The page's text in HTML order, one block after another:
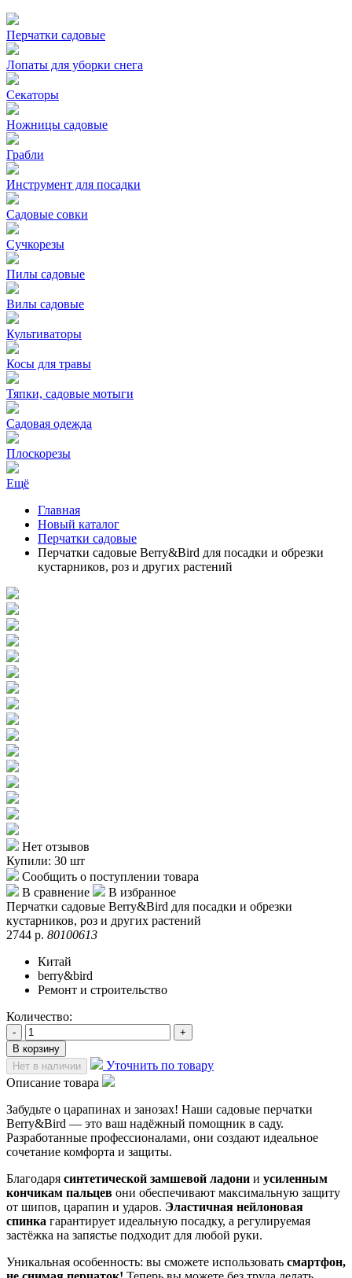
Перчатки садовые
Лопаты для уборки снега
Секаторы
Ножницы садовые
Грабли
Инструмент для посадки
Садовые совки
Сучкорезы
Пилы садовые
Вилы садовые
Культиваторы
Косы для травы
Тяпки, садовые мотыги
Садовая одежда
Плоскорезы
Ещё
Главная
Новый каталог
Перчатки садовые
Перчатки садовые Berry&Bird для посадки и обрезки
кустарников, роз и других растений
Нет отзывов
Купили: 30 шт
Сообщить о поступлении товара
В сравнение
В избранное
Перчатки садовые Berry&Bird для посадки и обрезки
кустарников, роз и других растений
2744 р. 80100613
Китай
berry&bird
Ремонт и строительство
Количество:
-
+
В корзину
Нет в наличии
Уточнить по товару
Описание товара
Забудьте о царапинах и занозах! Наши садовые перчатки
Berry&Bird — это ваш надёжный помощник в саду.
Разработанные профессионалами, они создают идеальное
сочетание комфорта и защиты.
Благодаря синтетической замшевой ладони и усиленным
кончикам пальцев они обеспечивают максимальную защиту
от шипов, царапин и ударов. Эластичная нейлоновая
спинка гарантирует идеальную посадку, а регулируемая
застёжка на запястье подходит для любой руки.
Уникальная особенность: вы сможете использовать смартфон,